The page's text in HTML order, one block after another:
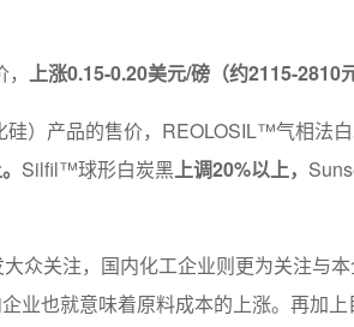
上涨0.15-0.20美元/磅（约2115-2810
）产品的售价，REOLOSIL™气相法
Silfil™球形白炭黑上调20%以上，
众关注，国内化工企业则更为关注与
业也就意味着原料成本的上涨。再加